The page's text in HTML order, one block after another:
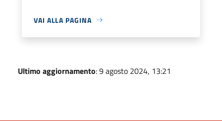
VAI ALLA PAGINA
Ultimo aggiornamento: 9 agosto 2024, 13:21